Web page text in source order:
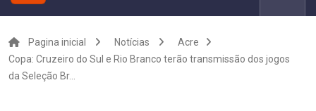
Pagina inicial Notícias
Acre
Copa: Cruzeiro do Sul e Rio Branco terão transmissão dos jogos
da Seleção Br...